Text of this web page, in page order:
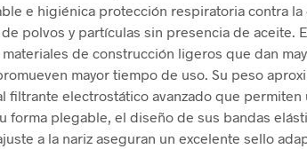
e higiénica protección respiratoria contra la
de polvos y partículas sin presencia de aceite.
de construcción ligeros que dan
mayor tiempo de uso. Su peso
filtrante electrostático avanzado que permiten
forma plegable, el diseño de sus bandas
a la nariz aseguran un excelente sello